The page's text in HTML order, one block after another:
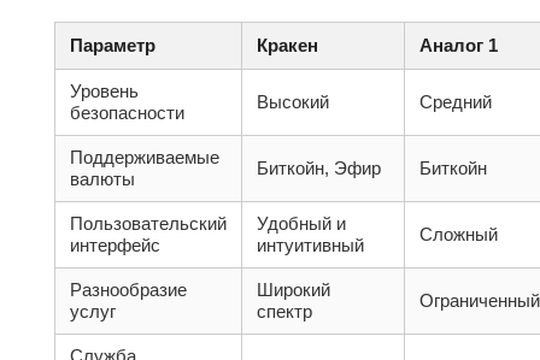
Параметр Кракен Аналог 1
Уровень
безопасности
Высокий Средний
Поддерживаемые
валюты
Биткойн, Эфир Биткойн
Пользовательский
интерфейс
Удобный и
интуитивный
Сложный
Разнообразие
услуг
Широкий
спектр
Ограниченный
Служба